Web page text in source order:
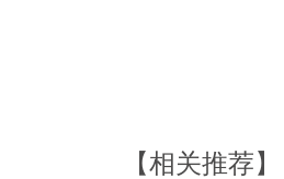
【相关推荐】